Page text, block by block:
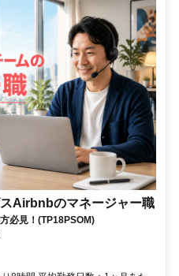
Airbnbのマネージャー職
必見！(TP18PSOM)